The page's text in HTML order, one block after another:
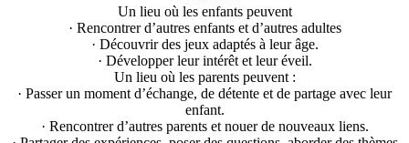
Un lieu où les enfants peuvent
· Rencontrer d’autres enfants et d’autres adultes
· Découvrir des jeux adaptés à leur âge.
· Développer leur intérêt et leur éveil.
Un lieu où les parents peuvent :
· Passer un moment d’échange, de détente et de partage avec leur
enfant.
· Rencontrer d’autres parents et nouer de nouveaux liens.